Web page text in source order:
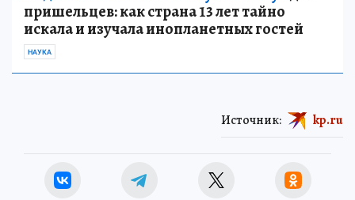
пришельцев: как страна 13 лет тайно
искала и изучала инопланетных гостей
НАУКА
Источник: kp.ru